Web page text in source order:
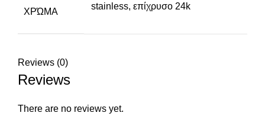
ΧΡΏΜΑ
stainless, επίχρυσο 24k
Reviews (0)
Reviews
There are no reviews yet.